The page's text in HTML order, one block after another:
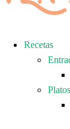
Recetas